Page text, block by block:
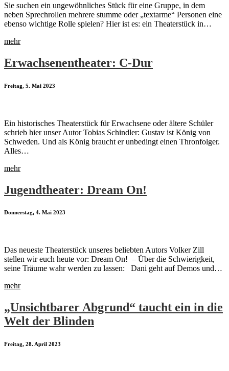
Sie suchen ein ungewöhnliches Stück für eine Gruppe, in dem
neben Sprechrollen mehrere stumme oder „textarme“ Personen eine
ebenso wichtige Rolle spielen? Hier ist es: ein Theaterstück in…
mehr
Erwachsenentheater: C-Dur
Freitag, 5. Mai 2023
Ein historisches Theaterstück für Erwachsene oder ältere Schüler
schrieb hier unser Autor Tobias Schindler: Gustav ist König von
Schweden. Und als König braucht er unbedingt einen Thronfolger.
Alles…
mehr
Jugendtheater: Dream On!
Donnerstag, 4. Mai 2023
Das neueste Theaterstück unseres beliebten Autors Volker Zill
stellen wir euch heute vor: Dream On! – Über die Schwierigkeit,
seine Träume wahr werden zu lassen: Dani geht auf Demos und…
mehr
„Unsichtbarer Abgrund“ taucht ein in die
Welt der Blinden
Freitag, 28. April 2023